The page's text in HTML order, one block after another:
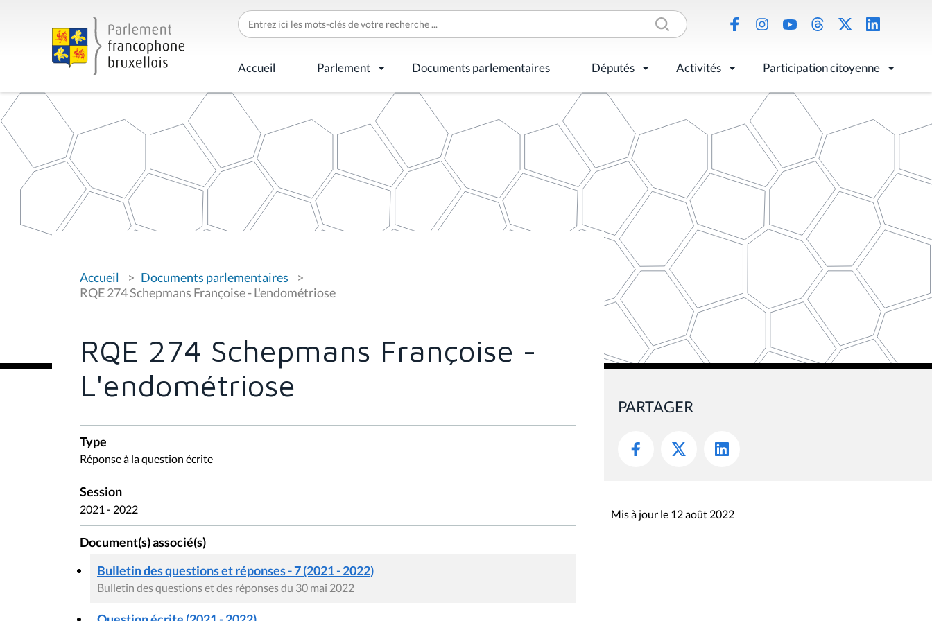
C
h
e
r
c
h
r
p
Accueil Parlement Documents parlementaires Députés Activités Participation citoyenne
o
u
s
s
Accueil
Documents parlementaires
RQE 274 Schepmans Françoise - L'endométriose
RQE 274 Schepmans Françoise -
L'endométriose
Type
Réponse à la question écrite
Session
2021 - 2022
Document(s) associé(s)
Bulletin des questions et réponses - 7 (2021 - 2022)
Bulletin des questions et des réponses du 30 mai 2022
PARTAGER
Mis à jour le 12 août 2022